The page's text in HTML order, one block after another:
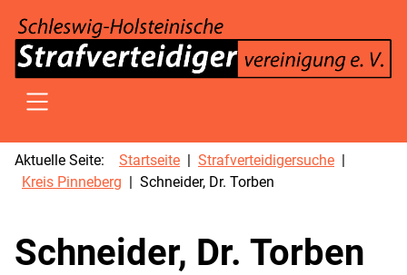
SKIP TO MAIN CONTENT
Aktuelle Seite: Startseite
Strafverteidigersuche
Kreis Pinneberg
Schneider, Dr. Torben
Schneider, Dr. Torben